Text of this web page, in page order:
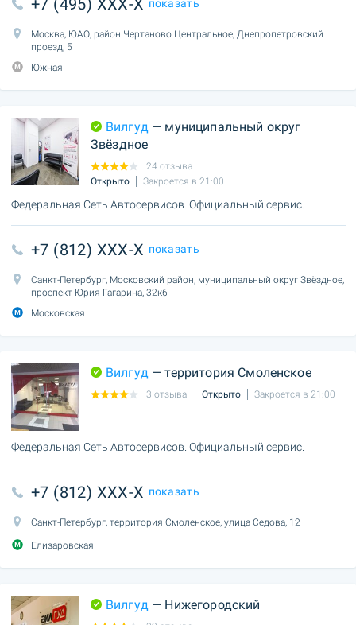
показать
Москва, ЮАО, район Чертаново Центральное, Днепропетровский
проезд, 5
Южная
Вилгуд — муниципальный округ
Звёздное
24 отзыва
Открыто
Закроется в 21:00
Федеральная Сеть Автосервисов. Официальный сервис.
+7 (812) XXX-X показать
Санкт-Петербург, Московский район, муниципальный округ Звёздное,
проспект Юрия Гагарина, 32к6
Московская
Вилгуд — территория Смоленское
3 отзыва Открыто Закроется в 21:00
Федеральная Сеть Автосервисов. Официальный сервис.
+7 (812) XXX-X показать
Санкт-Петербург, территория Смоленское, улица Седова, 12
Елизаровская
Вилгуд — Нижегородский